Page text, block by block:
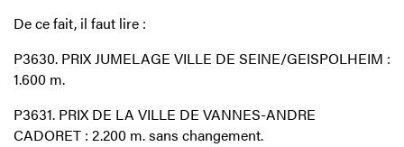
De ce fait, il faut lire :
P3630. PRIX JUMELAGE VILLE DE SEINE/GEISPOLHEIM :
1.600 m.
P3631. PRIX DE LA VILLE DE VANNES-ANDRE
CADORET : 2.200 m. sans changement.